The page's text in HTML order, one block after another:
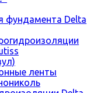
фундамента Delta
ленты